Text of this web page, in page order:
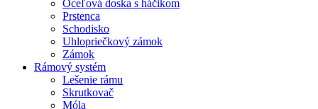
Oceľová doska s háčikom
Prstenca
Schodisko
Uhlopriečkový zámok
Zámok
Rámový systém
Lešenie rámu
Skrutkovač
Móla